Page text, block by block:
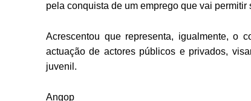
pela conquista de um emprego que vai permitir
Acrescentou que representa, igualmente, o
actuação de actores públicos e privados,
juvenil.
Angop